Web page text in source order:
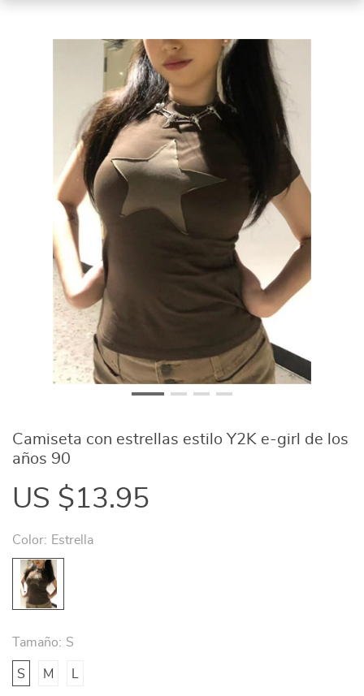
Camiseta con estrellas estilo Y2K e-girl de los
años 90
US $13.95
Color: Estrella
Tamaño: S
S M